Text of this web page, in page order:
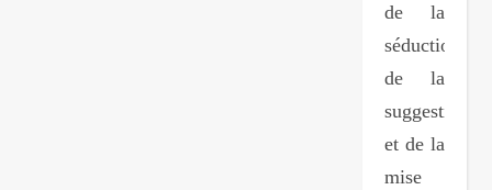
de la
séduction,
de la
suggestion
et de la
mise